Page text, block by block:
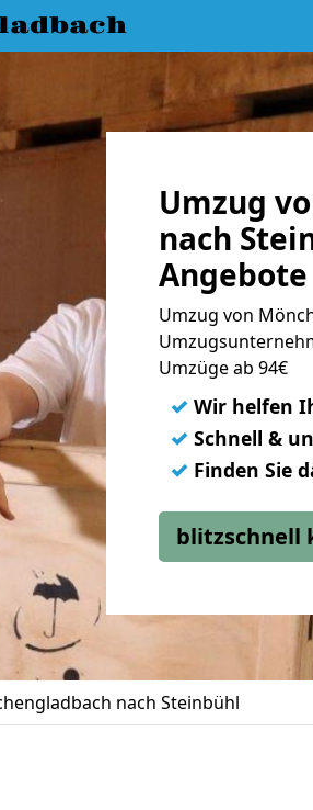
Umzug
nach
Angebote
Umzug von
Umzüge ab 94€
✓ Wir helfen
✓ Schnell &
✓ Finden Sie
blitzschnell
nach Steinbühl